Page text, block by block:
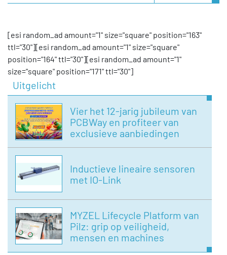
[esi random_ad amount="1" size="square" position="163"
ttl="30"][esi random_ad amount="1" size="square"
position="164" ttl="30"][esi random_ad amount="1"
size="square" position="171" ttl="30"]
Uitgelicht
Vier het 12-jarig jubileum van
PCBWay en profiteer van
exclusieve aanbiedingen
Inductieve lineaire sensoren
met IO-Link
MYZEL Lifecycle Platform van
Pilz: grip op veiligheid,
mensen en machines